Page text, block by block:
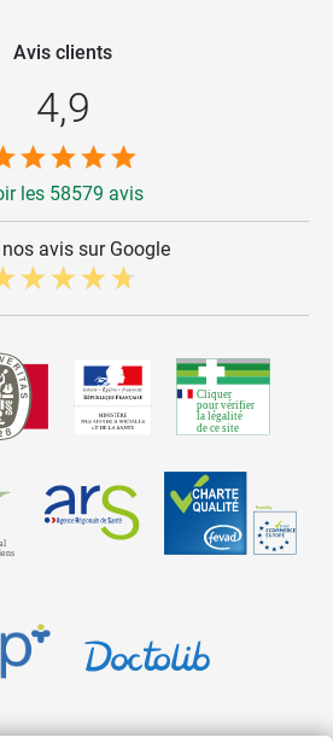
Avis clients
4,9
les 58579 avis
avis sur Google